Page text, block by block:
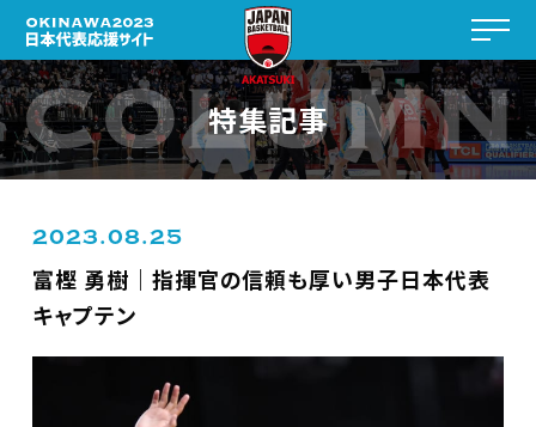
特集記事
2023.08.25
富樫 勇樹｜指揮官の信頼も厚い男子日本代表
キャプテン